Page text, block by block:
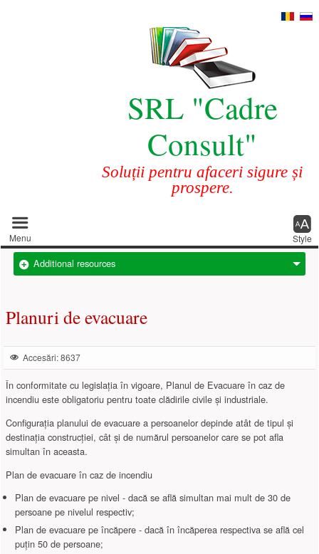
SRL "Cadre
Consult"
Soluții pentru afaceri sigure și
prospere.
Main menu
Menu Style
Additional resources
Planuri de evacuare
Accesări: 8637
În conformitate cu legislația în vigoare, Planul de Evacuare în caz de
incendiu este obligatoriu pentru toate clădirile civile și industriale.
Configurația planului de evacuare a persoanelor depinde atât de tipul și
destinația construcției, cât și de numărul persoanelor care se pot afla
simultan în aceasta.
Plan de evacuare în caz de incendiu
Plan de evacuare pe nivel - dacă se află simultan mai mult de 30 de
persoane pe nivelul respectiv;
Plan de evacuare pe încăpere - dacă în încăperea respectiva se află cel
puțin 50 de persoane;